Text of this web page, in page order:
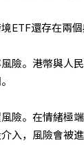
ETF還存在兩個
險。港幣與人
險。在情緒極
入，風險會被進